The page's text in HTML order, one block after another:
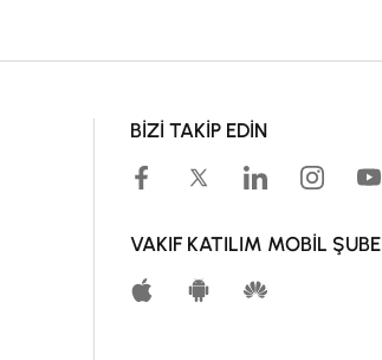
BİZİ TAKİP EDİN
VAKIF KATILIM MOBİL ŞUBE